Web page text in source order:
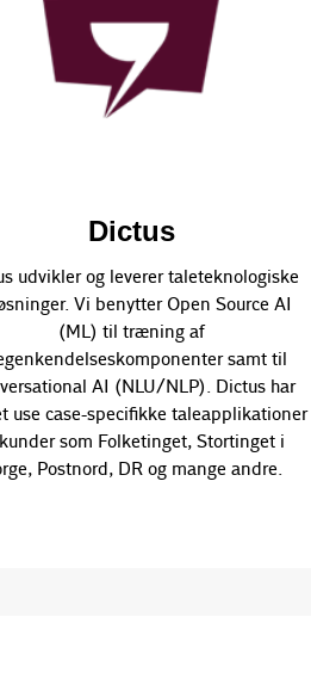
Dictus
udvikler og leverer taleteknologiske
Vi benytter Open Source AI
(ML) til træning af
samt til
AI (NLU/NLP). Dictus har
use case-specifikke taleapplikationer
som Folketinget, Stortinget i
Postnord, DR og mange andre.